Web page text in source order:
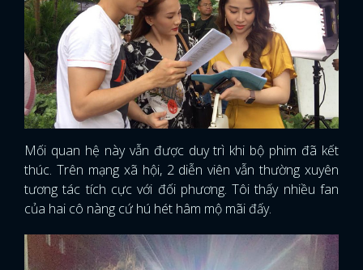
Mối quan hệ này vẫn được duy trì khi bộ phim đã kết
thúc. Trên mạng xã hội, 2 diễn viên vẫn thường xuyên
tương tác tích cực với đối phương. Tôi thấy nhiều fan
của hai cô nàng cứ hú hét hâm mộ mãi đấy.